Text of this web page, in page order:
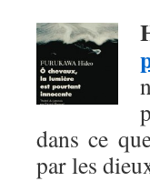
dans ce
par les